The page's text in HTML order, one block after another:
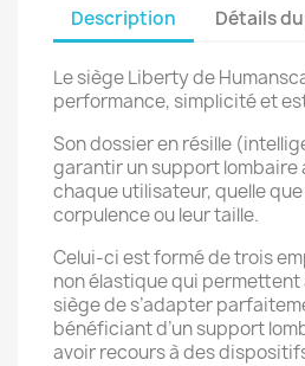
Description Détails
Le siège Liberty de
performance, simplicité et
Son dossier en résille
garantir un support lombaire
chaque utilisateur, quelle
corpulence ou leur taille.
Celui-ci est formé de trois
non élastique qui
siège de s’adapter
bénéficiant d’un support
avoir recours à des